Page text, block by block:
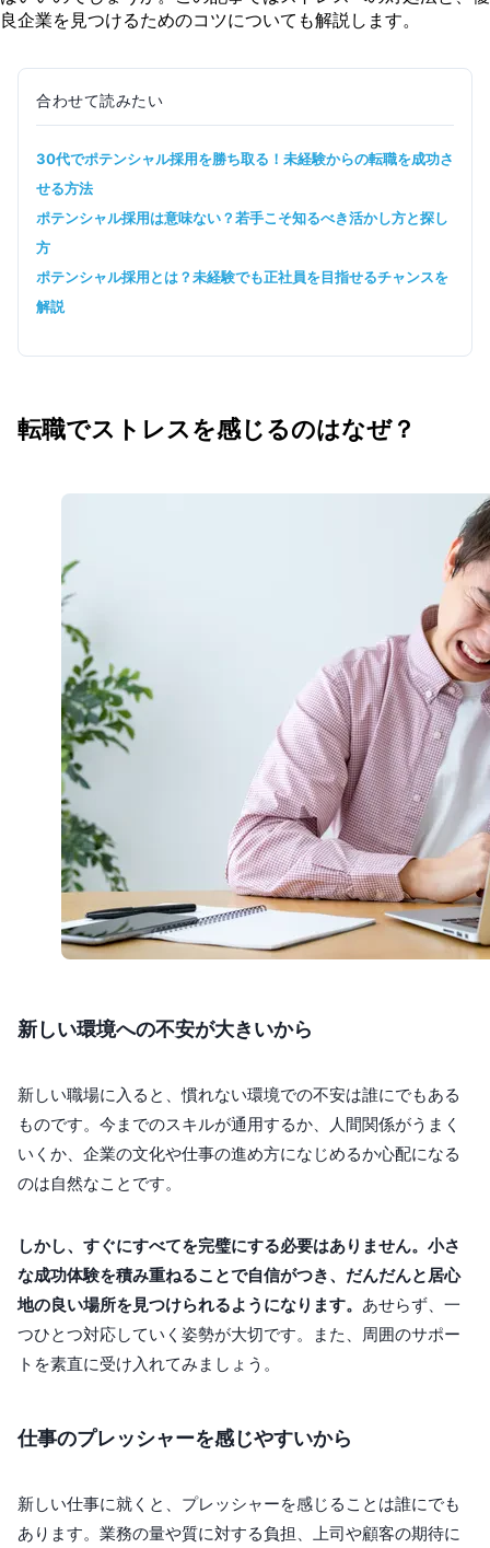
ストレスを減らして働ける企業の特徴
ノースキルでも条件がいい企業に入れるの？
良企業を見つけるためのコツについても解説します。
合わせて読みたい
30代でポテンシャル採用を勝ち取る！未経験からの転職を成功さ
せる方法
ポテンシャル採用は意味ない？若手こそ知るべき活かし方と探し
方
ポテンシャル採用とは？未経験でも正社員を目指せるチャンスを
解説
転職でストレスを感じるのはなぜ？
新しい環境への不安が大きいから
新しい職場に入ると、慣れない環境での不安は誰にでもある
ものです。今までのスキルが通用するか、人間関係がうまく
いくか、企業の文化や仕事の進め方になじめるか心配になる
のは自然なことです。
しかし、すぐにすべてを完璧にする必要はありません。小さ
な成功体験を積み重ねることで自信がつき、だんだんと居心
地の良い場所を見つけられるようになります。 あせらず、一
つひとつ対応していく姿勢が大切です。また、周囲のサポー
トを素直に受け入れてみましょう。
仕事のプレッシャーを感じやすいから
新しい仕事に就くと、プレッシャーを感じることは誰にでも
あります。業務の量や質に対する負担、上司や顧客の期待に